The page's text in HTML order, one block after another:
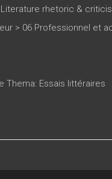
Literature rhetoric &
> 06 Professionnel et
Thema: Essais littéraires